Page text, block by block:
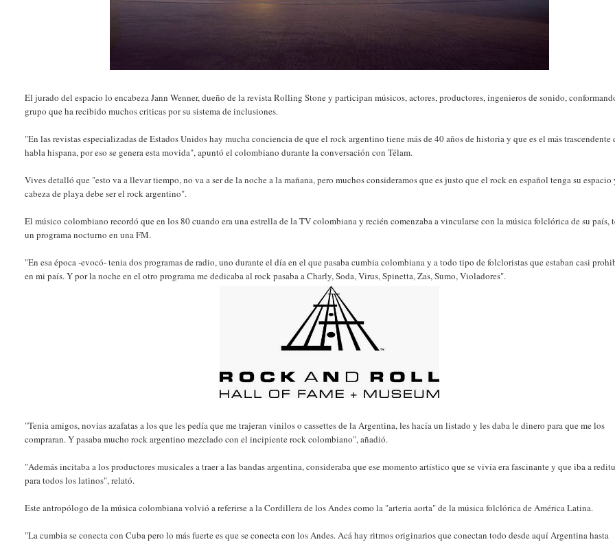
El jurado del espacio lo encabeza Jann Wenner, dueño de la revista Rolling Stone y participan músicos, actores, productores, ingenieros de sonido,
grupo que ha recibido muchos criticas por su sistema de inclusiones.
"En las revistas especializadas de Estados Unidos hay mucha conciencia de que el rock argentino tiene más de 40 años de historia y que es el más trascendente
habla hispana, por eso se genera esta movida", apuntó el colombiano durante la conversación con Télam.
Vives detalló que "esto va a llevar tiempo, no va a ser de la noche a la mañana, pero muchos consideramos que es justo que el rock en español tenga su espacio
cabeza de playa debe ser el rock argentino".
El músico colombiano recordó que en los 80 cuando era una estrella de la TV colombiana y recién comenzaba a vincularse con la música folclórica de su país,
un programa nocturno en una FM.
"En esa época -evocó- tenia dos programas de radio, uno durante el día en el que pasaba cumbia colombiana y a todo tipo de folcloristas que estaban casi
en mi país. Y por la noche en el otro programa me dedicaba al rock pasaba a Charly, Soda, Virus, Spinetta, Zas, Sumo, Violadores".
"Tenia amigos, novias azafatas a los que les pedía que me trajeran vinilos o cassettes de la Argentina, les hacía un listado y les daba le dinero para que me los
compraran. Y pasaba mucho rock argentino mezclado con el incipiente rock colombiano", añadió.
"Además incitaba a los productores musicales a traer a las bandas argentina, consideraba que ese momento artístico que se vivía era fascinante y que iba a
para todos los latinos", relató.
Este antropólogo de la música colombiana volvió a referirse a la Cordillera de los Andes como la "arteria aorta" de la música folclórica de América Latina.
"La cumbia se conecta con Cuba pero lo más fuerte es que se conecta con los Andes. Acá hay ritmos originarios que conectan todo desde aquí Argentina hasta